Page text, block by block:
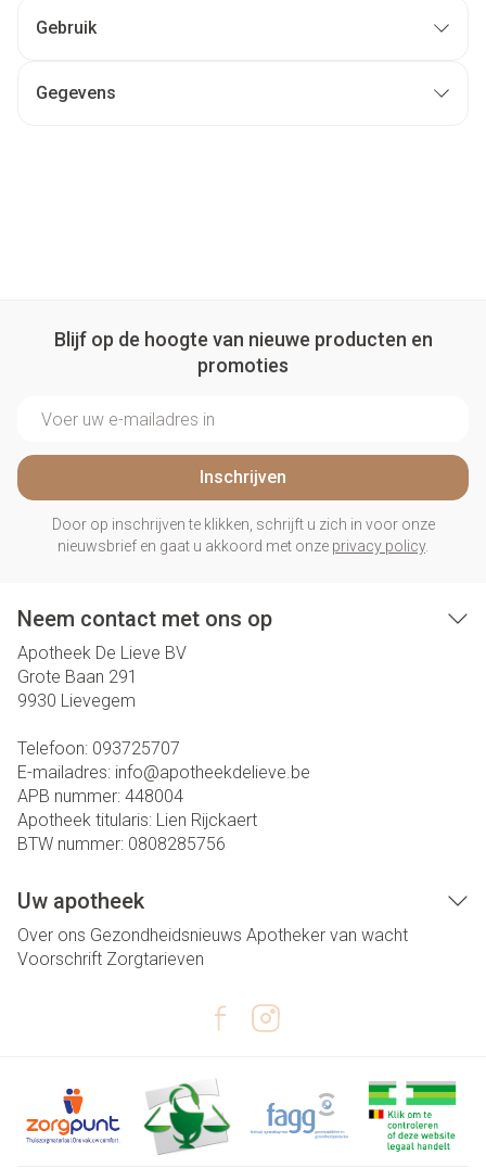
Gebruik
Gegevens
Blijf op de hoogte van nieuwe producten en
promoties
Inschrijven
Door op inschrijven te klikken, schrijft u zich in voor onze
nieuwsbrief en gaat u akkoord met onze privacy policy.
Neem contact met ons op
Apotheek De Lieve BV
Grote Baan 291
9930 Lievegem
Telefoon: 093725707
E-mailadres: info@apotheekdelieve.be
APB nummer: 448004
Apotheek titularis: Lien Rijckaert
BTW nummer: 0808285756
Uw apotheek
Over ons Gezondheidsnieuws Apotheker van wacht
Voorschrift Zorgtarieven